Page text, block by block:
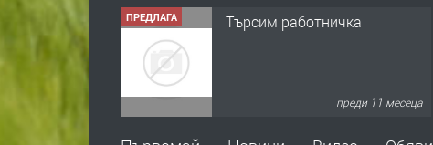
ПРЕДЛАГА Търсим работничка
преди 11 месеца
ПРЕДЛАГА